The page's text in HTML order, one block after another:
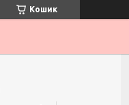
Кошик